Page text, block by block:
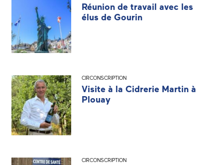
Réunion de travail avec les
élus de Gourin
CIRCONSCRIPTION
Visite à la Cidrerie Martin à
Plouay
CIRCONSCRIPTION